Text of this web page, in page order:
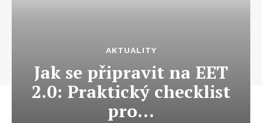
AKTUALITY
Jak se připravit na EET
2.0: Praktický checklist
pro…